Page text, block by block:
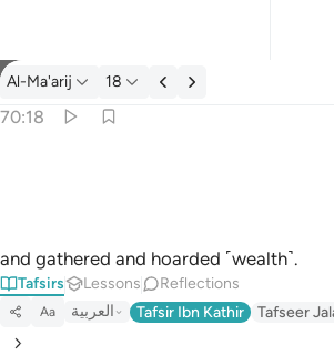
Tafsir: Al-Ma'arij 70:18
Al-Ma'arij 18
70:18
and gathered and hoarded ˹wealth˺.
Tafsirs Lessons Reflections
Aa العربية Tafsir Ibn Kathir Tafseer